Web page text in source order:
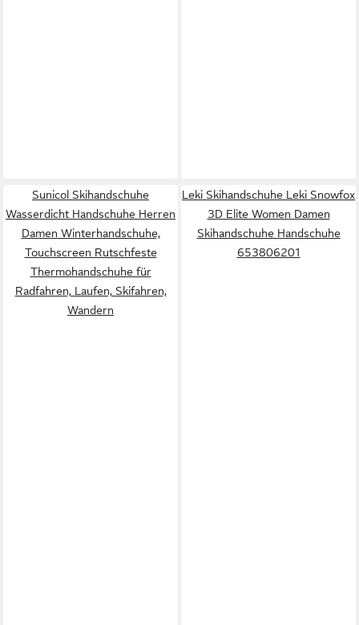
Sunicol Skihandschuhe
Wasserdicht Handschuhe Herren
Damen Winterhandschuhe,
Touchscreen Rutschfeste
Thermohandschuhe für
Radfahren, Laufen, Skifahren,
Wandern
Leki Skihandschuhe Leki Snowfox
3D Elite Women Damen
Skihandschuhe Handschuhe
653806201